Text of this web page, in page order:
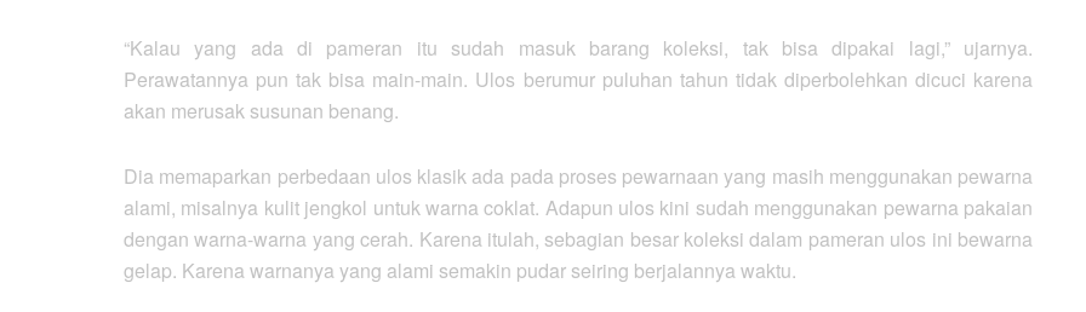
“Kalau yang ada di pameran itu sudah masuk barang koleksi, tak bisa dipakai lagi,” ujarnya.
Perawatannya pun tak bisa main-main. Ulos berumur puluhan tahun tidak diperbolehkan dicuci karena
akan merusak susunan benang.
Dia memaparkan perbedaan ulos klasik ada pada proses pewarnaan yang masih menggunakan pewarna
alami, misalnya kulit jengkol untuk warna coklat. Adapun ulos kini sudah menggunakan pewarna pakaian
dengan warna-warna yang cerah. Karena itulah, sebagian besar koleksi dalam pameran ulos ini bewarna
gelap. Karena warnanya yang alami semakin pudar seiring berjalannya waktu.